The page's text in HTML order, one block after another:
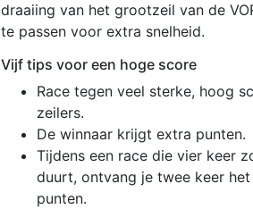
draaiing van het grootzeil van de
te passen voor extra snelheid.
Vijf tips voor een hoge score
Race tegen veel sterke, hoog
zeilers.
De winnaar krijgt extra punten.
Tijdens een race die vier keer
duurt, ontvang je twee keer
punten.